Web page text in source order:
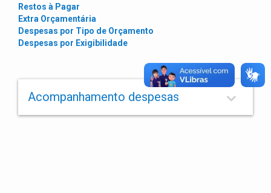
Restos à Pagar
Extra Orçamentária
Despesas por Tipo de Orçamento
Despesas por Exigibilidade
Acompanhamento despesas keyboard_arrow_down